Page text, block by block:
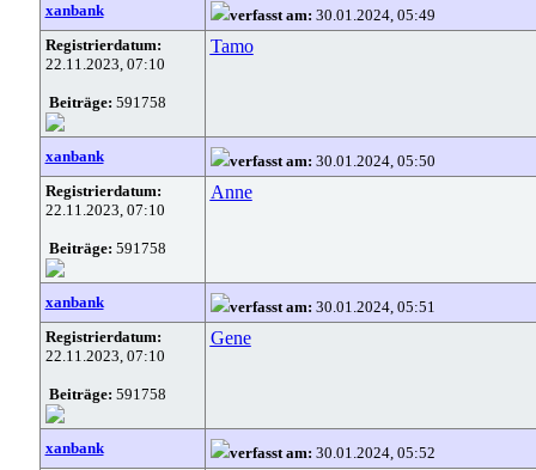
xanbank verfasst am: 30.01.2024, 05:49
Registrierdatum:
22.11.2023, 07:10
Beiträge: 591758
Tamo
xanbank verfasst am: 30.01.2024, 05:50
Registrierdatum:
22.11.2023, 07:10
Beiträge: 591758
Anne
xanbank verfasst am: 30.01.2024, 05:51
Registrierdatum:
22.11.2023, 07:10
Beiträge: 591758
Gene
xanbank verfasst am: 30.01.2024, 05:52